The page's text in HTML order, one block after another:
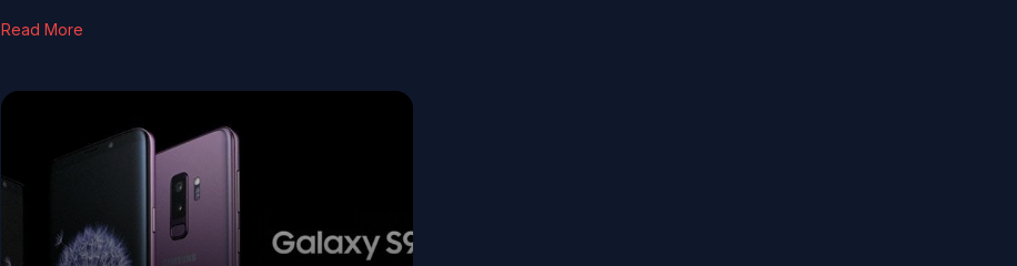
Read More